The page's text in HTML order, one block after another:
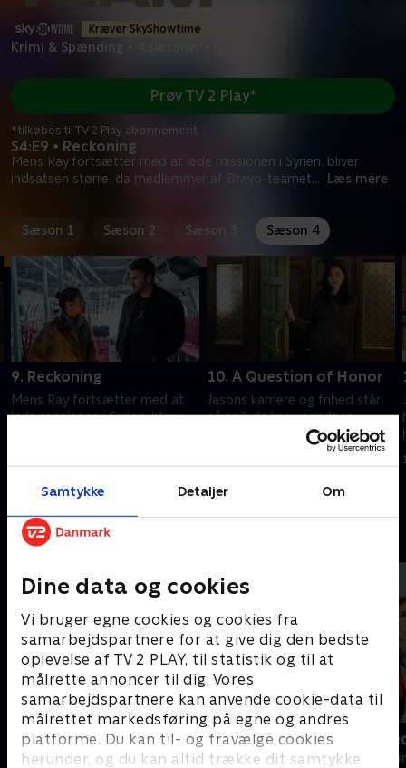
Samtykke Detaljer Om
Dine data og cookies
Vi bruger egne cookies og cookies fra
samarbejdspartnere for at give dig den bedste
oplevelse af TV 2 PLAY, til statistik og til at
målrette annoncer til dig. Vores
samarbejdspartnere kan anvende cookie-data til
målrettet markedsføring på egne og andres
platforme. Du kan til- og fravælge cookies
herunder, og du kan altid trække dit samtykke
Kræver SkyShowtime
Krimi & Spænding
S4:E9 • Reckoning
Mens Ray fortsætter med at lede missionen i Syrien, bliver
indsatsen større, da medlemmer af Bravo-teamet... Læs mere
Prøv TV 2 Play*
*tilkøbes til TV 2 Play abonnement
Sæson 1 Sæson 2 Sæson 3 Sæson 4
9. Reckoning
Mens Ray fortsætter med at
lede missionen i Syrien, bliver
finder ud af sandheden om
deres mål.
10. A Question of Honor
Jasons karriere og frihed står
på spil, da kommandoen
beskylder ham for at have
begået en forfærdelig
forbrydelse under en mission.
Andre så også
Konflikt
Krimi & Spænding • 1 sæsoner Krimi &